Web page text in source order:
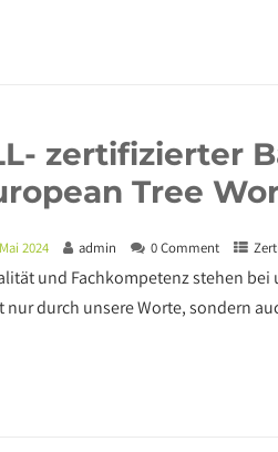
zertifizierter
Tree
2024 admin 0 Comment
und Fachkompetenz stehen bei
nur durch unsere Worte, sondern